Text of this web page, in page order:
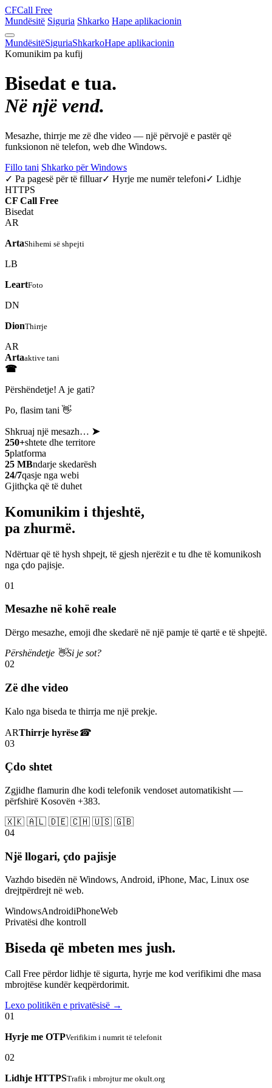
CFCall Free
Mundësitë Siguria Shkarko Hape aplikacionin
MundësitëSiguriaShkarkoHape aplikacionin
Komunikim pa kufij
Bisedat e tua.
Në një vend.
Mesazhe, thirrje me zë dhe video — një përvojë e pastër që
funksionon në telefon, web dhe Windows.
Fillo tani Shkarko për Windows
✓ Pa pagesë për të filluar✓ Hyrje me numër telefoni✓ Lidhje
HTTPS
CF Call Free
Bisedat
AR
ArtaShihemi së shpejti
LB
LeartFoto
DN
DionThirrje
AR
Artaaktive tani
☎
Përshëndetje! A je gati?
Po, flasim tani 👋
Shkruaj një mesazh… ➤
250+shtete dhe territore
5platforma
25 MBndarje skedarësh
24/7qasje nga webi
Gjithçka që të duhet
Komunikim i thjeshtë,
pa zhurmë.
Ndërtuar që të hysh shpejt, të gjesh njerëzit e tu dhe të komunikosh
nga çdo pajisje.
01
Mesazhe në kohë reale
Dërgo mesazhe, emoji dhe skedarë në një pamje të qartë e të shpejtë.
Përshëndetje 👋Si je sot?
02
Zë dhe video
Kalo nga biseda te thirrja me një prekje.
ARThirrje hyrëse☎
03
Çdo shtet
Zgjidhe flamurin dhe kodi telefonik vendoset automatikisht —
përfshirë Kosovën +383.
🇽🇰 🇦🇱 🇩🇪 🇨🇭 🇺🇸 🇬🇧
04
Një llogari, çdo pajisje
Vazhdo bisedën në Windows, Android, iPhone, Mac, Linux ose
drejtpërdrejt në web.
WindowsAndroidiPhoneWeb
Privatësi dhe kontroll
Biseda që mbeten mes jush.
Call Free përdor lidhje të sigurta, hyrje me kod verifikimi dhe masa
mbrojtëse kundër keqpërdorimit.
Lexo politikën e privatësisë →
01
Hyrje me OTPVerifikim i numrit të telefonit
02
Lidhje HTTPSTrafik i mbrojtur me okult.org